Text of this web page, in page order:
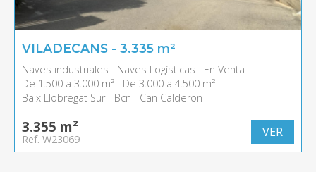
VILADECANS - 3.335 m²
Naves industriales Naves Logísticas
En Venta
De 1.500 a 3.000 m²
De 3.000 a 4.500 m²
Baix Llobregat Sur - Bcn
Can Calderon
3.355 m²
Ref. W23069 VER